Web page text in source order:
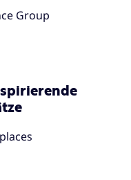
Group